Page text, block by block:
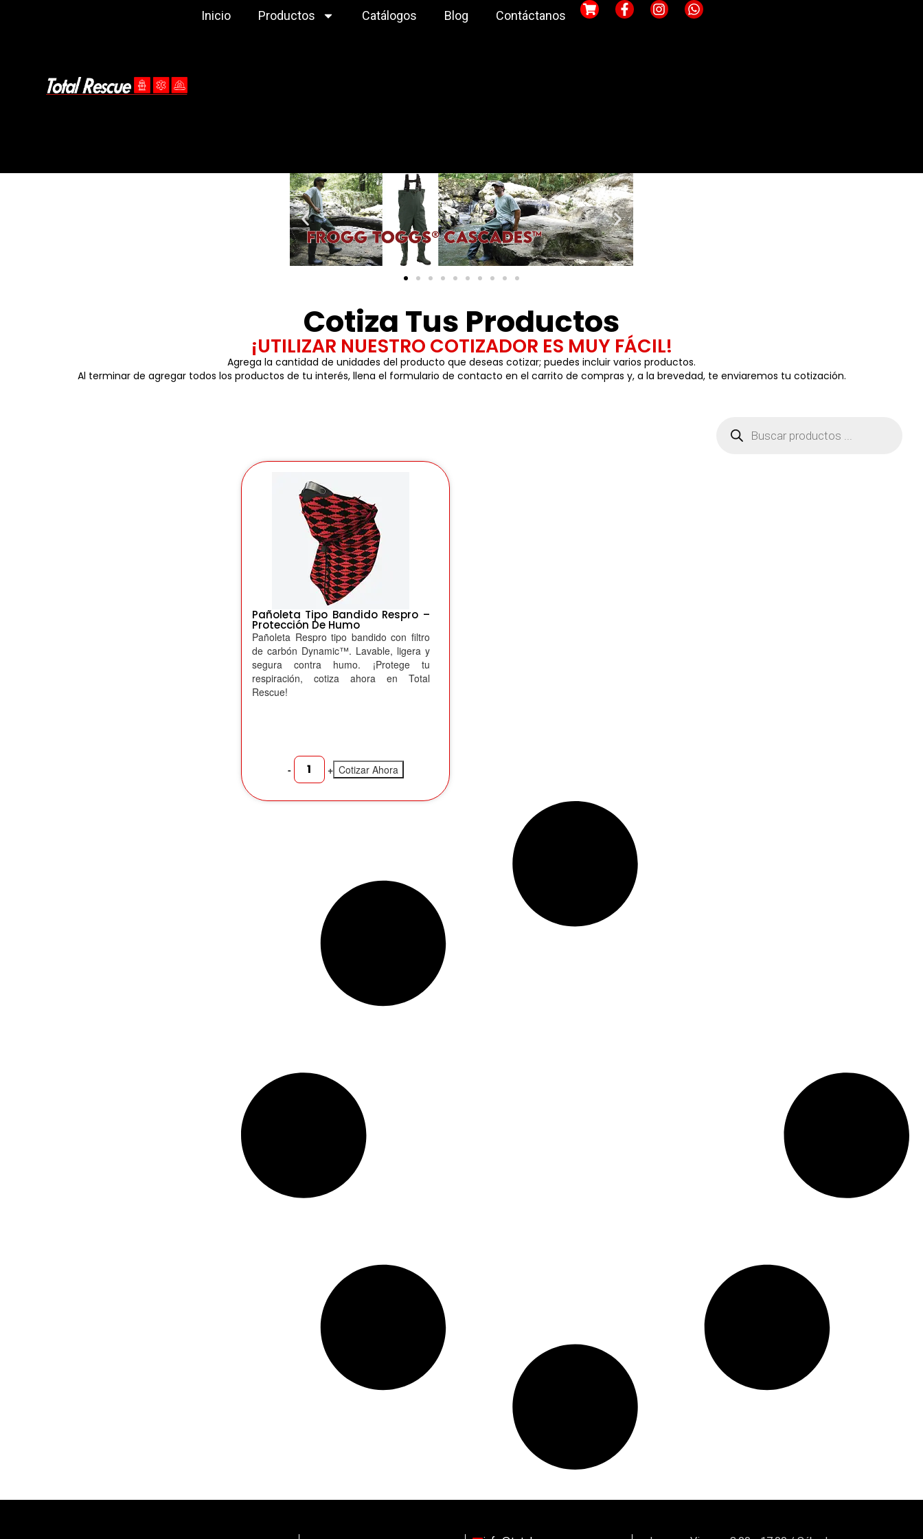
Inicio Productos Catálogos Blog Contáctanos
Cotiza Tus Productos
¡UTILIZAR NUESTRO COTIZADOR ES MUY FÁCIL!
Agrega la cantidad de unidades del producto que deseas cotizar; puedes incluir varios productos.
Al terminar de agregar todos los productos de tu interés, llena el formulario de contacto en el carrito de compras y, a la brevedad, te enviaremos tu cotización.
Pañoleta Tipo Bandido Respro –
Protección De Humo
Pañoleta Respro tipo bandido con filtro
de carbón Dynamic™. Lavable, ligera y
segura contra humo. ¡Protege tu
respiración, cotiza ahora en Total
Rescue!
- + Cotizar Ahora